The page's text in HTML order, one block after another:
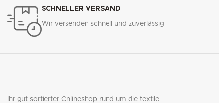
SCHNELLER VERSAND
Wir versenden schnell und zuverlässig
Ihr gut sortierter Onlineshop rund um die textile